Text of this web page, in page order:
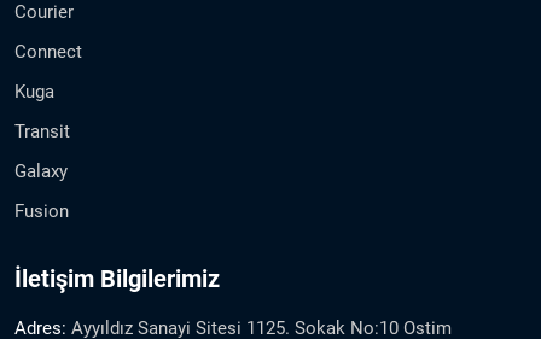
Courier
Connect
Kuga
Transit
Galaxy
Fusion
İletişim Bilgilerimiz
Adres: Ayyıldız Sanayi Sitesi 1125. Sokak No:10 Ostim